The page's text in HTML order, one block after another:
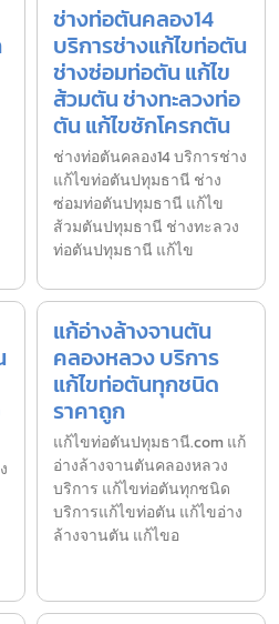
ช่างท่อตันคลอง14
บริการช่างแก้ไขท่อตัน
ช่างซ่อมท่อตัน แก้ไข
ส้วมตัน ช่างทะลวงท่อ
ตัน แก้ไขชักโครกตัน
ช่างท่อตันคลอง14 บริการช่าง
แก้ไขท่อตันปทุมธานี ช่าง
ซ่อมท่อตันปทุมธานี แก้ไข
ส้วมตันปทุมธานี ช่างทะลวง
ท่อตันปทุมธานี แก้ไข
แก้อ่างล้างจานตัน
คลองหลวง บริการ
แก้ไขท่อตันทุกชนิด
ราคาถูก
แก้ไขท่อตันปทุมธานี.com แก้
อ่างล้างจานตันคลองหลวง
บริการ แก้ไขท่อตันทุกชนิด
บริการแก้ไขท่อตัน แก้ไขอ่าง
ล้างจานตัน แก้ไขอ